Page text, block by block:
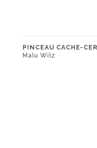
PINCEAU CACHE-
Malu Wilz